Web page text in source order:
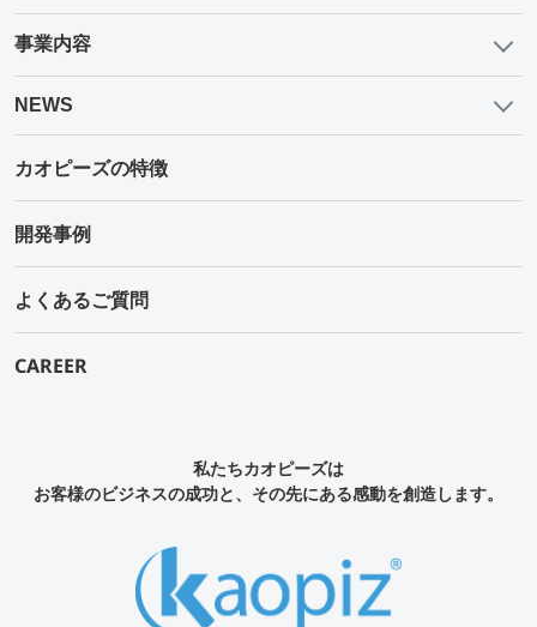
事業内容
NEWS
カオピーズの特徴
開発事例
よくあるご質問
CAREER
私たちカオピーズは
お客様のビジネスの成功と、その先にある感動を創造します。